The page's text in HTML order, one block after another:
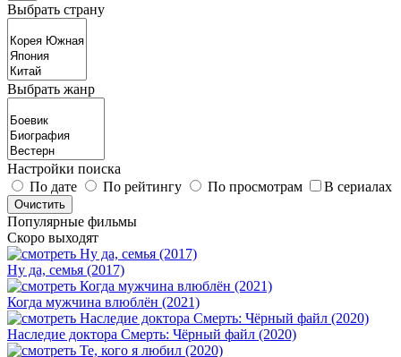
Выбрать страну
Выбрать жанр
Настройки поиска
По дате
По рейтингу По просмотрам В сериалах
Популярные фильмы
Скоро выходят
Ну да, семья (2017)
Когда мужчина влюблён (2021)
Наследие доктора Смерть: Чёрный файл (2020)